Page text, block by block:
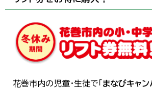
花巻市内の児童・生徒で「まなびキャン